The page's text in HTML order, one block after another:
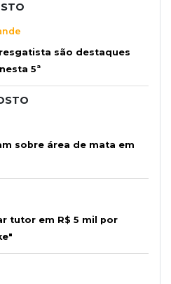
são destaques
5ª
sobre área de mata em
tutor em R$ 5 mil por